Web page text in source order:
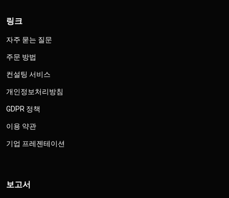
링크
자주 묻는 질문
주문 방법
컨설팅 서비스
개인정보처리방침
GDPR 정책
이용 약관
기업 프레젠테이션
보고서